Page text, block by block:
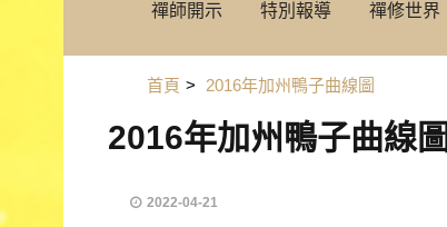
禪師開示 特別報導 禪修世界
首頁 > 2016年加州鴨子曲線圖
2016年加州鴨子曲線圖
2022-04-21